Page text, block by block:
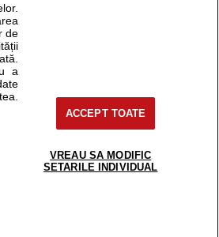
medical direct si
dintre medicii pe care
support@sfatulmedicului.ro
de
a
ACCEPT TOATE
VREAU SA MODIFIC
SETARILE INDIVIDUAL